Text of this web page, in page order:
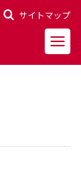
サイトマップ